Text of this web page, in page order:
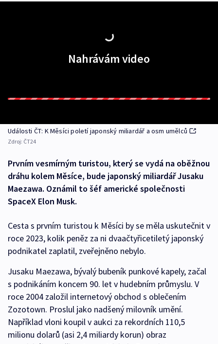
Nahrávám video
Události ČT: K Měsíci poletí japonský miliardář a osm umělců
Zdroj: ČT24
Prvním vesmírným turistou, který se vydá na oběžnou
dráhu kolem Měsíce, bude japonský miliardář Jusaku
Maezawa. Oznámil to šéf americké společnosti
SpaceX Elon Musk.
Cesta s prvním turistou k Měsíci by se měla uskutečnit v
roce 2023, kolik peněz za ni dvaačtyřicetiletý japonský
podnikatel zaplatil, zveřejněno nebylo.
Jusaku Maezawa, bývalý bubeník punkové kapely, začal
s podnikáním koncem 90. let v hudebním průmyslu. V
roce 2004 založil internetový obchod s oblečením
Zozotown. Proslul jako nadšený milovník umění.
Například vloni koupil v aukci za rekordních 110,5
milionu dolarů (asi 2,4 miliardy korun) obraz